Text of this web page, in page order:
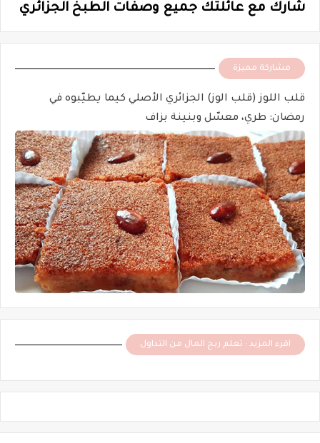
شارك مع عائلتك جميع وصفات الطبخ الجزائري
مشاركة مميزة
قلب اللوز (قلب الوز) الجزائري الأصلي كيما يطيّبوه في
رمضان: طري، معسّل وبنينة بزاف
اقرء المزيد : تعلم ربح المال من التداول